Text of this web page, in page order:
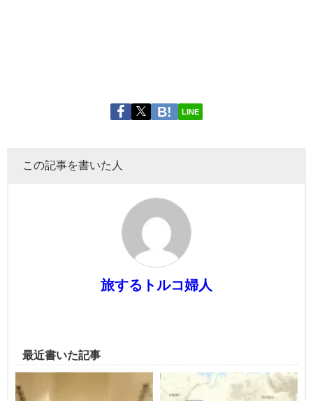
LINE
この記事を書いた人
旅するトルコ婦人
最近書いた記事